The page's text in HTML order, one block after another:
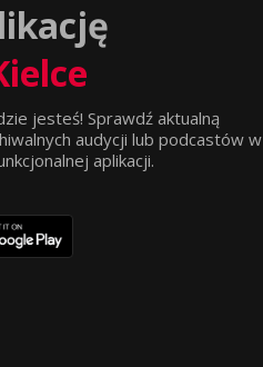
jesteś! Sprawdź aktualną
audycji lub podcastów w
aplikacji.